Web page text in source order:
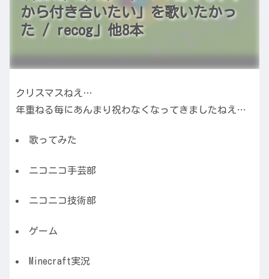
から付き合いたい」を歌いたかっ
た / recog」他8本
クリスマスねえ…
年重ねる毎にあんまり祝わなくなってきましたねえ…
歌ってみた
ニコニコ手芸部
ニコニコ技術部
ゲーム
Minecraft実況